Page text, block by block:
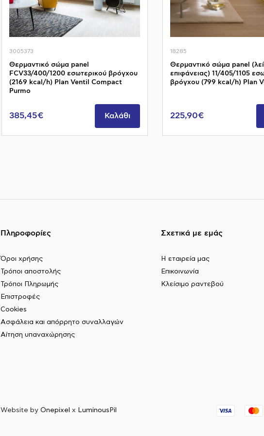
3005373
Θερμαντικό σώμα panel
FCV33/400/1200 εσωτερικού βρόγχου
(2169 kcal/h) Plan Ventil Compact
Purmo
385,45€ Καλάθι
18285
Θερμαντικό σώμα panel
επιφάνειας) 11/405/1105
βρόγχου (799 kcal/h) Plan
225,90€
Πληροφορίες
Όροι χρήσης
Τρόποι αποστολής
Τρόποι Πληρωμής
Επιστροφές
Cookies
Ασφάλεια και απόρρητο συναλλαγών
Αίτηση υπαναχώρησης
Σχετικά με εμάς
Η εταιρεία μας
Επικοινωνία
Κλείσιμο ραντεβού
Website by Onepixel x LuminousPil